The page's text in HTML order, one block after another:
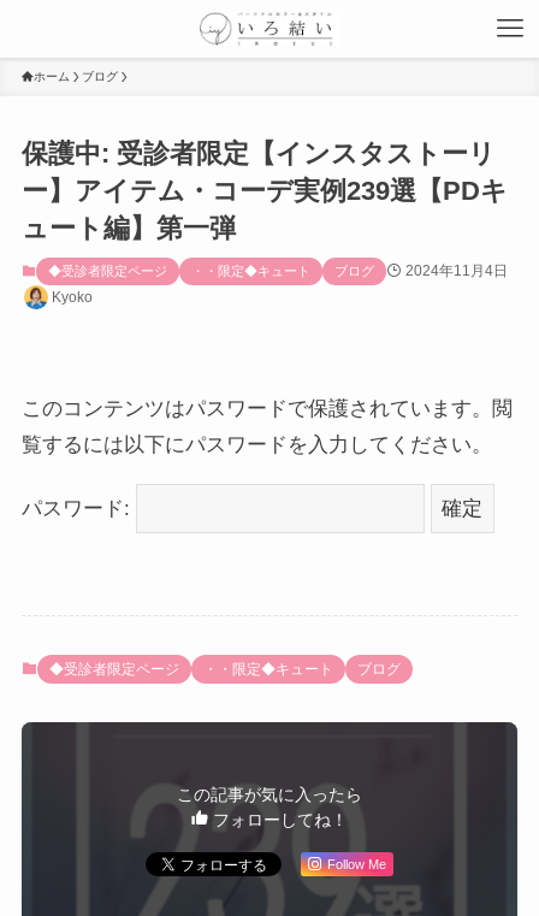
ホーム ブログ
保護中: 受診者限定【インスタストーリ
ー】アイテム・コーデ実例239選【PDキ
ュート編】第一弾
◆受診者限定ページ ・・限定◆キュート ブログ
2024年11月4日
Kyoko
このコンテンツはパスワードで保護されています。閲
覧するには以下にパスワードを入力してください。
パスワード:
◆受診者限定ページ ・・限定◆キュート ブログ
この記事が気に入ったら
フォローしてね！
Follow Me